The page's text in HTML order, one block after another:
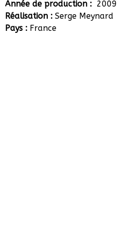
Année de production : 2009
Réalisation : Serge Meynard
Pays : France